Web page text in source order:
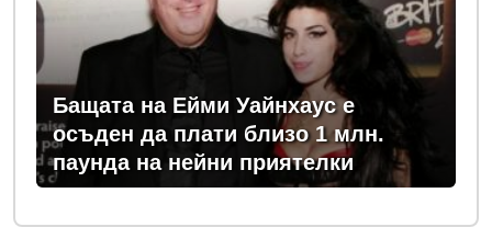
Бащата на Ейми Уайнхаус е
осъден да плати близо 1 млн.
паунда на нейни приятелки